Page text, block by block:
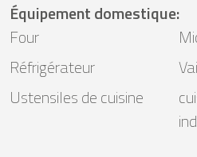
Équipement domestique:
Four
Réfrigérateur
Ustensiles de cuisine